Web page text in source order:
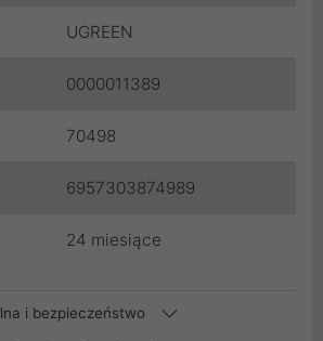
UGREEN
0000011389
70498
6957303874989
24 miesiące
i bezpieczeństwo